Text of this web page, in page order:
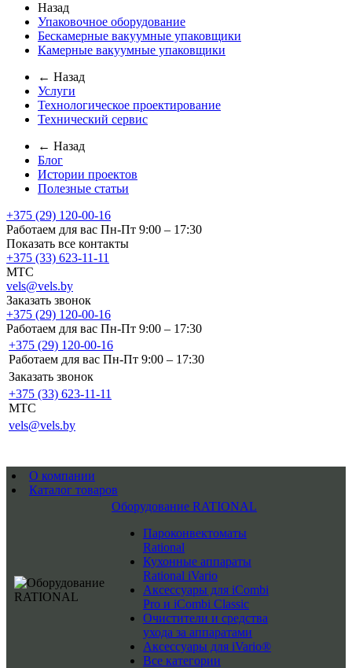
Назад
Упаковочное оборудование
Бескамерные вакуумные упаковщики
Камерные вакуумные упаковщики
← Назад
Услуги
Технологическое проектирование
Технический сервис
← Назад
Блог
Истории проектов
Полезные статьи
+375 (29) 120-00-16
Работаем для вас Пн-Пт 9:00 – 17:30
Показать все контакты
+375 (33) 623-11-11
MTC
vels@vels.by
Заказать звонок
+375 (29) 120-00-16
Работаем для вас Пн-Пт 9:00 – 17:30
+375 (29) 120-00-16
Работаем для вас Пн-Пт 9:00 – 17:30
Заказать звонок
+375 (33) 623-11-11
MTC
vels@vels.by
О компании
Каталог товаров
Оборудование RATIONAL
Пароконвектоматы
Rational
Кухонные аппараты
Rational iVario
Аксессуары для iCombi
Pro и iCombi Classic
Очистители и средства
ухода за аппаратами
Аксессуары для iVario®
Все категории